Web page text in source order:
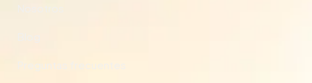
Preguntas frecuentes